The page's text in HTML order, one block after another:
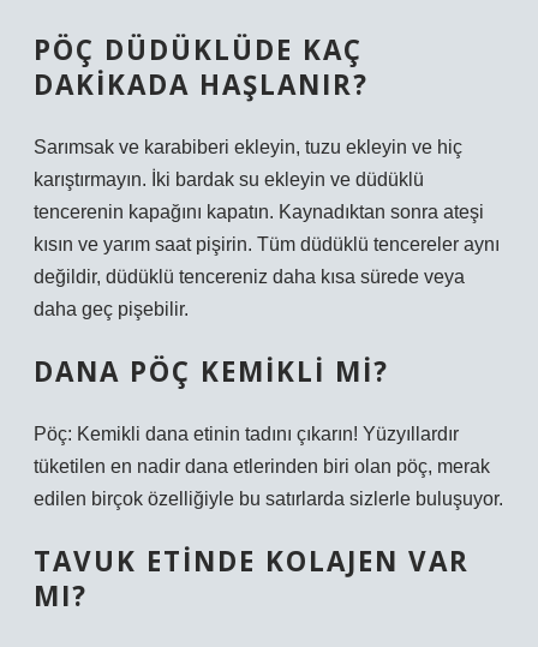
PÖÇ DÜDÜKLÜDE KAÇ
DAKIKADA HAŞLANIR?
Sarımsak ve karabiberi ekleyin, tuzu ekleyin ve hiç
karıştırmayın. İki bardak su ekleyin ve düdüklü
tencerenin kapağını kapatın. Kaynadıktan sonra ateşi
kısın ve yarım saat pişirin. Tüm düdüklü tencereler aynı
değildir, düdüklü tencereniz daha kısa sürede veya
daha geç pişebilir.
DANA PÖÇ KEMIKLI MI?
Pöç: Kemikli dana etinin tadını çıkarın! Yüzyıllardır
tüketilen en nadir dana etlerinden biri olan pöç, merak
edilen birçok özelliğiyle bu satırlarda sizlerle buluşuyor.
TAVUK ETINDE KOLAJEN VAR
MI?